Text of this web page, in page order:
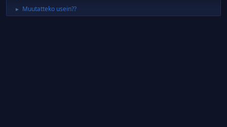
► Muutatteko usein??